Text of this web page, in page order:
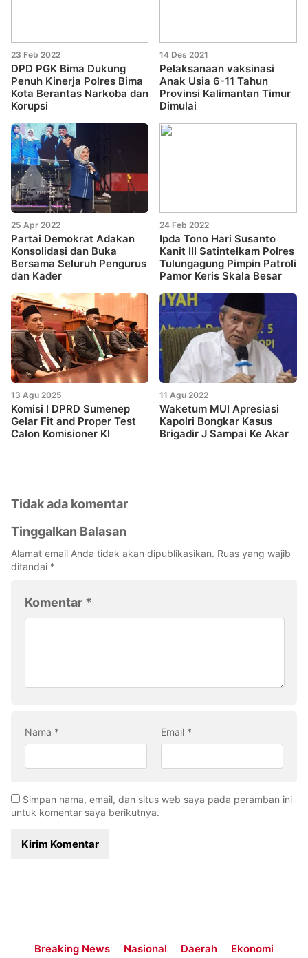
23 Feb 2022
DPD PGK Bima Dukung
Penuh Kinerja Polres Bima
Kota Berantas Narkoba dan
Korupsi
14 Des 2021
Pelaksanaan vaksinasi
Anak Usia 6-11 Tahun
Provinsi Kalimantan Timur
Dimulai
25 Apr 2022
Partai Demokrat Adakan
Konsolidasi dan Buka
Bersama Seluruh Pengurus
dan Kader
24 Feb 2022
Ipda Tono Hari Susanto
Kanit III Satintelkam Polres
Tulungagung Pimpin Patroli
Pamor Keris Skala Besar
13 Agu 2025
Komisi I DPRD Sumenep
Gelar Fit and Proper Test
Calon Komisioner KI
11 Agu 2022
Waketum MUI Apresiasi
Kapolri Bongkar Kasus
Brigadir J Sampai Ke Akar
Tidak ada komentar
Tinggalkan Balasan
Alamat email Anda tidak akan dipublikasikan. Ruas yang wajib
ditandai *
Komentar *
Nama * Email *
Simpan nama, email, dan situs web saya pada peramban ini
untuk komentar saya berikutnya.
Breaking News Nasional Daerah Ekonomi